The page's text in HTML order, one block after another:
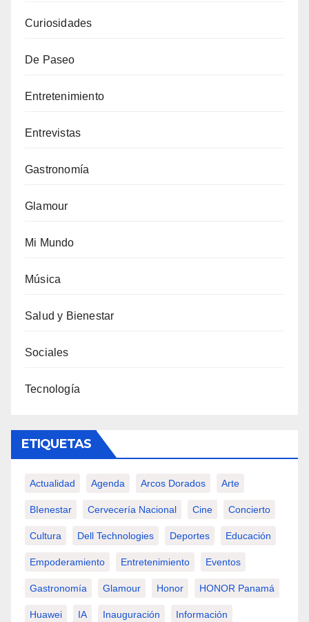
Curiosidades
De Paseo
Entretenimiento
Entrevistas
Gastronomía
Glamour
Mi Mundo
Música
Salud y Bienestar
Sociales
Tecnología
ETIQUETAS
Actualidad Agenda Arcos Dorados Arte
BIenestar Cervecería Nacional Cine Concierto
Cultura Dell Technologies Deportes Educación
Empoderamiento Entretenimiento Eventos
Gastronomía Glamour Honor HONOR Panamá
Huawei IA Inauguración Información